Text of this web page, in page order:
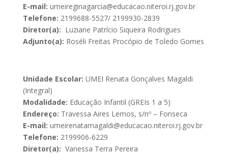
E-mail: umeireginagarcia@educacao.niteroi.rj.gov.br
Telefone: 2199688-5527/ 2199930-2839
Diretor(a): Luziane Patrício Siqueira Rodrigues
Adjunto(a): Roséli Freitas Procópio de Toledo Gomes
Unidade Escolar: UMEI Renata Gonçalves Magaldi
(Integral)
Modalidade: Educação Infantil (GREIs 1 a 5)
Endereço: Travessa Aires Lemos, s/nº – Fonseca
E-mail: umeirenatamagaldi@educacao.niteroi.rj.gov.br
Telefone: 2199906-6229
Diretor(a): Vanessa Terra Pereira